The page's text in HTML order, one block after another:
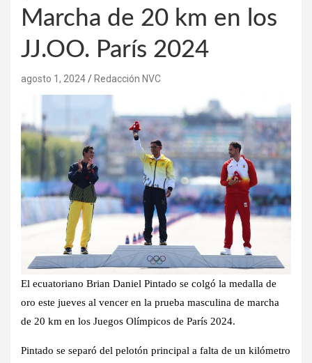
Marcha de 20 km en los
JJ.OO. París 2024
agosto 1, 2024 Redacción NVC
El ecuatoriano Brian Daniel Pintado se colgó la medalla de
oro este jueves al vencer en la prueba masculina de marcha
de 20 km en los Juegos Olímpicos de París 2024.
Pintado se separó del pelotón principal a falta de un kilómetro